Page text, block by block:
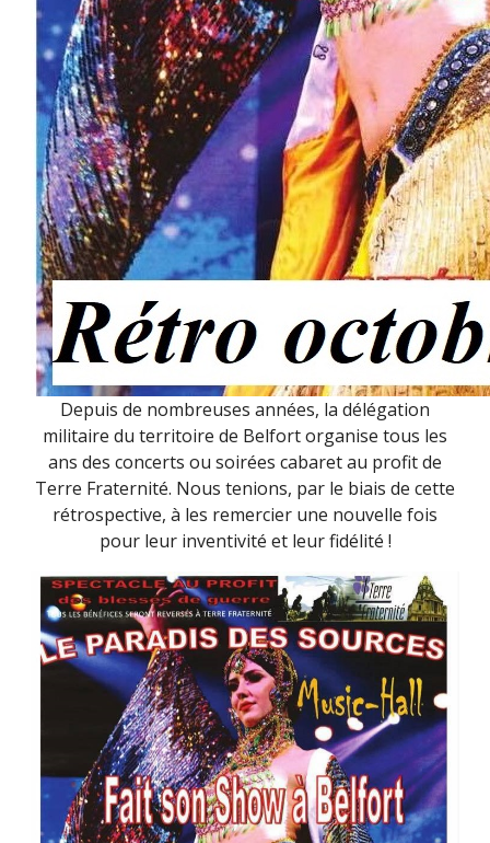
Depuis de nombreuses années, la délégation
militaire du territoire de Belfort organise tous les
ans des concerts ou soirées cabaret au profit de
Terre Fraternité. Nous tenions, par le biais de cette
rétrospective, à les remercier une nouvelle fois
pour leur inventivité et leur fidélité !